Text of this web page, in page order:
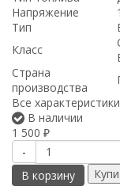
Напряжение
Тип
Класс
Страна
производства
Все характеристики
В наличии
1 500 ₽
-
В корзину